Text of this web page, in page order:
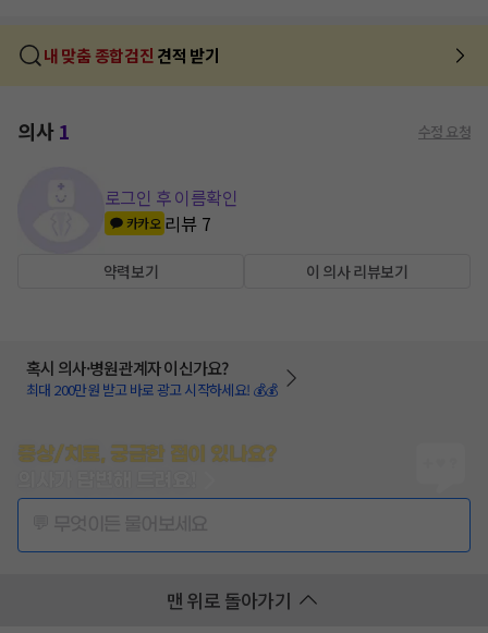
내 맞춤 종합검진 견적 받기
의사1 수정 요청
로그인 후 이름확인
카카오 리뷰 7
약력보기 이 의사 리뷰보기
혹시 의사·병원관계자 이신가요?
최대 200만원 받고 바로 광고 시작하세요! 💰💰
증상/치료, 궁금한 점이 있나요?
맨 위로 돌아가기